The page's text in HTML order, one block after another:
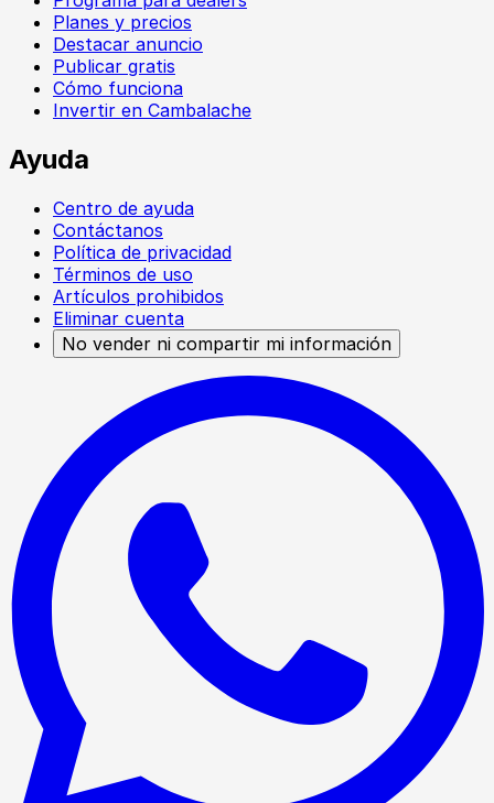
Planes y precios
Destacar anuncio
Publicar gratis
Cómo funciona
Invertir en Cambalache
Ayuda
Centro de ayuda
Contáctanos
Política de privacidad
Términos de uso
Artículos prohibidos
Eliminar cuenta
No vender ni compartir mi información